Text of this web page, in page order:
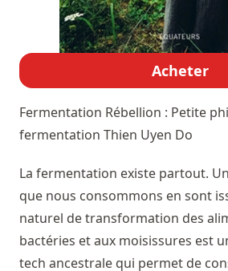
Acheter
Fermentation Rébellion : Petite
fermentation Thien Uyen Do
La fermentation existe partout.
que nous consommons en sont
naturel de transformation des
bactéries et aux moisissures est
tech ancestrale qui permet de